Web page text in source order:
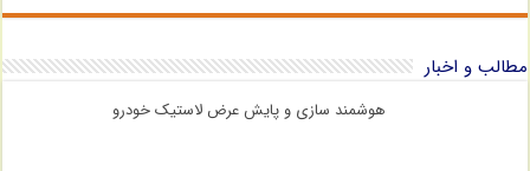
مطالب و اخبار
هوشمند سازی و پایش عرض لاستیک خودرو